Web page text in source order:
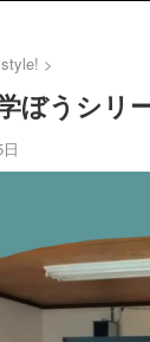
>
ぼうシリ